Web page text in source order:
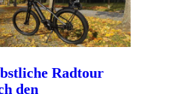
Radtour
den